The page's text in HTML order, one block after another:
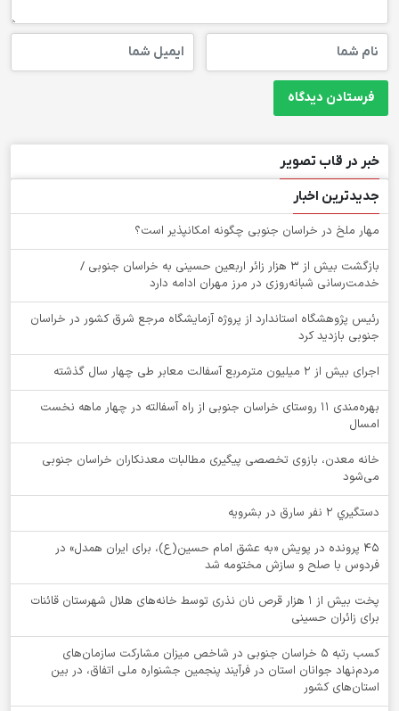
خبر در قاب تصویر
جدیدترین اخبار
‌مهار ملخ در خراسان جنوبی چگونه امکانپذیر است؟
بازگشت بیش از ۳ هزار زائر اربعین حسینی به خراسان جنوبی /
خدمت‌رسانی شبانه‌روزی در مرز مهران ادامه دارد
رئیس پژوهشگاه استاندارد از پروژه آزمایشگاه مرجع شرق کشور در خراسان
جنوبی بازدید کرد
اجرای بیش از ۲ میلیون مترمربع آسفالت معابر طی چهار سال گذشته
بهره‌مندی ۱۱ روستای خراسان جنوبی از راه آسفالته در چهار ماهه نخست
امسال
خانه معدن، بازوی تخصصی پیگیری مطالبات معدنکاران خراسان جنوبی
می‌شود
دستگيري 2 نفر سارق در بشرويه
۴۵ پرونده در پویش «به عشق امام حسین(ع)، برای ایران همدل» در
فردوس با صلح و سازش مختومه شد
پخت بیش از 1 هزار قرص نان نذری توسط خانه‌های هلال شهرستان قائنات
برای زائران حسینی
کسب رتبه ۵ خراسان جنوبی در شاخص میزان مشارکت سازمان‌های
مردم‌نهاد جوانان استان در فرآیند پنجمین جشنواره ملی اتفاق، در بین
استان‌های کشور